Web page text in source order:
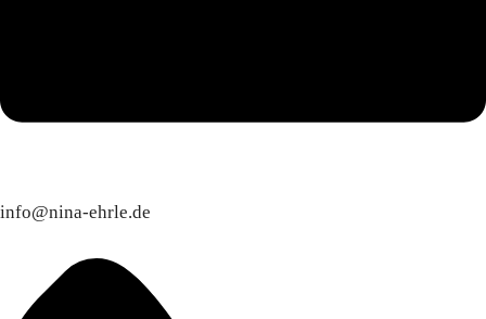
info@nina-ehrle.de